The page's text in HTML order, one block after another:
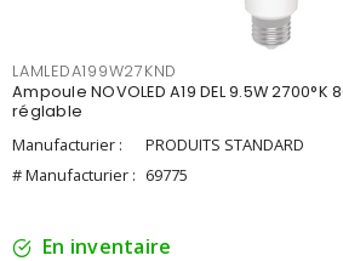
LAMLEDA199W27KND
Ampoule NOVOLED A19 DEL 9.5W
réglable
Manufacturier :
PRODUITS STANDARD
# Manufacturier : 69775
En inventaire